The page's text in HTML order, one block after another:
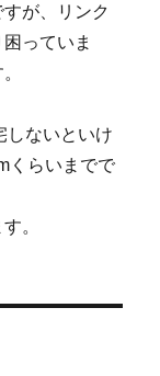
が、リンク
っていま
しないといけ
くらいまでで
。